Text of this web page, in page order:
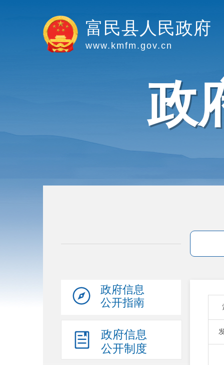
富民县人民政府
www.kmfm.gov.cn
政
政府信息
公开指南
政府信息
公开制度